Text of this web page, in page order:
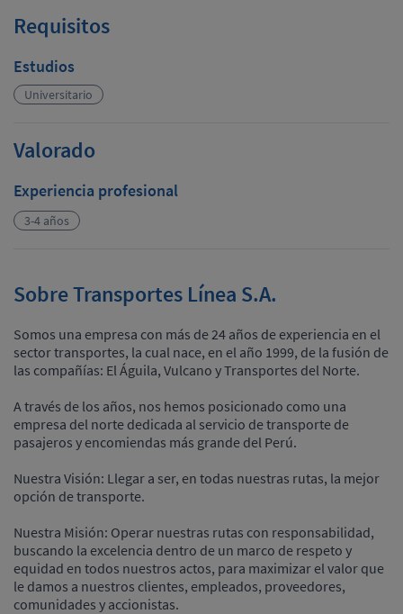
Requisitos
Estudios
Universitario
Valorado
Experiencia profesional
3-4 años
Sobre Transportes Línea S.A.
Somos una empresa con más de 24 años de experiencia en el
sector transportes, la cual nace, en el año 1999, de la fusión de
las compañías: El Águila, Vulcano y Transportes del Norte.
A través de los años, nos hemos posicionado como una
empresa del norte dedicada al servicio de transporte de
pasajeros y encomiendas más grande del Perú.
Nuestra Visión: Llegar a ser, en todas nuestras rutas, la mejor
opción de transporte.
Nuestra Misión: Operar nuestras rutas con responsabilidad,
buscando la excelencia dentro de un marco de respeto y
equidad en todos nuestros actos, para maximizar el valor que
le damos a nuestros clientes, empleados, proveedores,
comunidades y accionistas.